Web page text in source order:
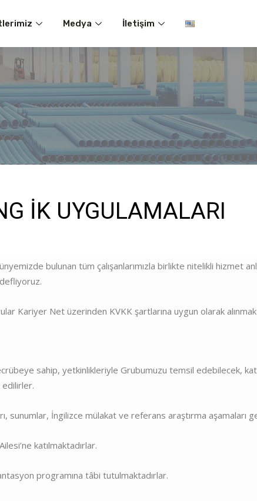
Medya İletişim
İK UYGULAMALARI
bulunan tüm çalışanlarımızla birlikte nitelikli hizmet
Kariyer Net üzerinden KVKK şartlarına uygun olarak
sahip, yetkinlikleriyle Grubumuzu temsil edebilecek,
edilirler.
sunumlar, İngilizce mülakat ve referans araştırma aşamaları
katılmaktadırlar.
programına tâbi tutulmaktadırlar.